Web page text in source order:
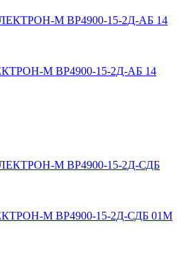
М ВР4900-15-2Д-АБ 14
М ВР4900-15-2Д-СДБ 01М